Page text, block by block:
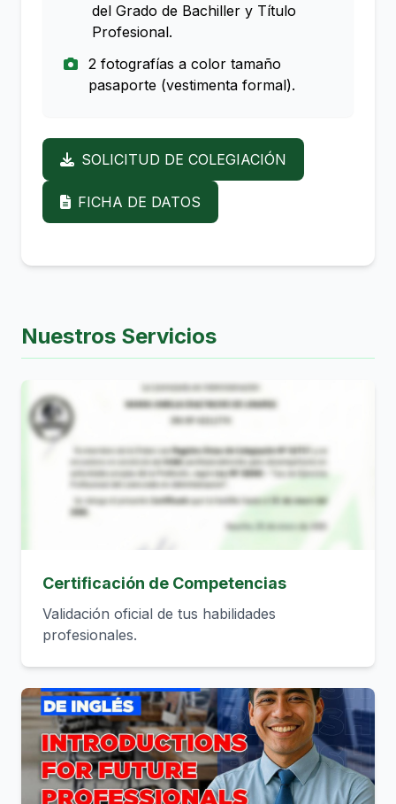
del Grado de Bachiller y Título
Profesional.
2 fotografías a color tamaño
pasaporte (vestimenta formal).
SOLICITUD DE COLEGIACIÓN
FICHA DE DATOS
Nuestros Servicios
Certificación de Competencias
Validación oficial de tus habilidades
profesionales.